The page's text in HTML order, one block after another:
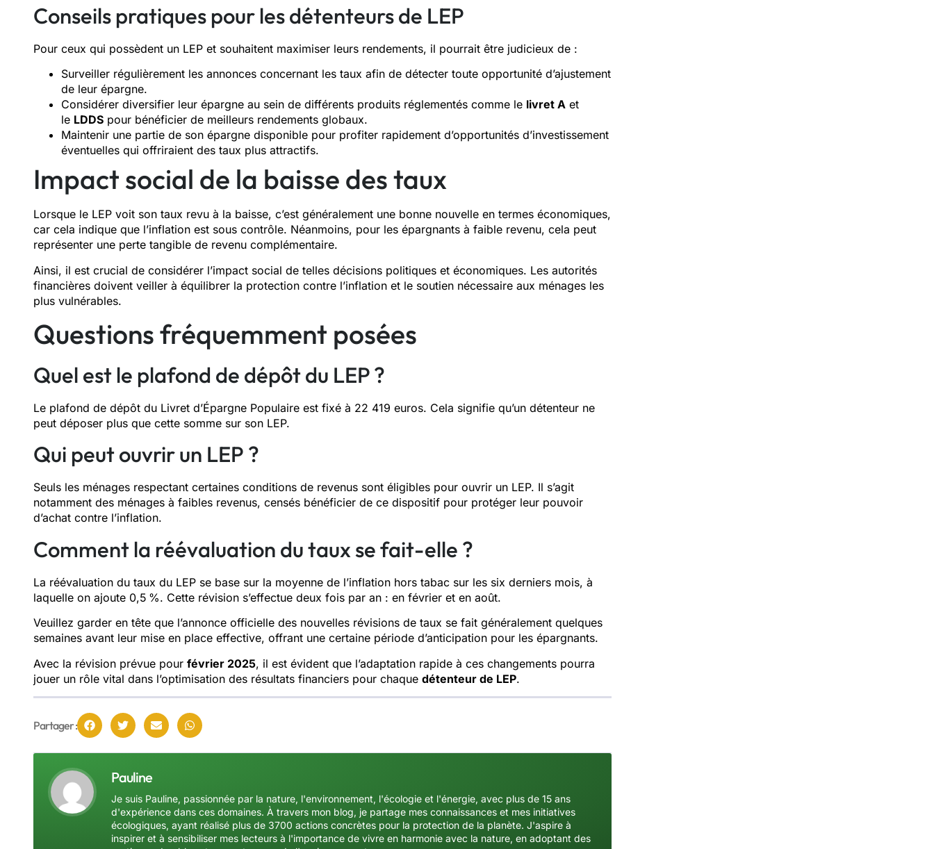
Conseils pratiques pour les détenteurs de LEP
Pour ceux qui possèdent un LEP et souhaitent maximiser leurs rendements, il pourrait être judicieux de :
Surveiller régulièrement les annonces concernant les taux afin de détecter toute opportunité d’ajustement
de leur épargne.
Considérer diversifier leur épargne au sein de différents produits réglementés comme le livret A et
le LDDS pour bénéficier de meilleurs rendements globaux.
Maintenir une partie de son épargne disponible pour profiter rapidement d’opportunités d’investissement
éventuelles qui offriraient des taux plus attractifs.
Impact social de la baisse des taux
Lorsque le LEP voit son taux revu à la baisse, c’est généralement une bonne nouvelle en termes économiques,
car cela indique que l’inflation est sous contrôle. Néanmoins, pour les épargnants à faible revenu, cela peut
représenter une perte tangible de revenu complémentaire.
Ainsi, il est crucial de considérer l’impact social de telles décisions politiques et économiques. Les autorités
financières doivent veiller à équilibrer la protection contre l’inflation et le soutien nécessaire aux ménages les
plus vulnérables.
Questions fréquemment posées
Quel est le plafond de dépôt du LEP ?
Le plafond de dépôt du Livret d’Épargne Populaire est fixé à 22 419 euros. Cela signifie qu’un détenteur ne
peut déposer plus que cette somme sur son LEP.
Qui peut ouvrir un LEP ?
Seuls les ménages respectant certaines conditions de revenus sont éligibles pour ouvrir un LEP. Il s’agit
notamment des ménages à faibles revenus, censés bénéficier de ce dispositif pour protéger leur pouvoir
d’achat contre l’inflation.
Comment la réévaluation du taux se fait-elle ?
La réévaluation du taux du LEP se base sur la moyenne de l’inflation hors tabac sur les six derniers mois, à
laquelle on ajoute 0,5 %. Cette révision s’effectue deux fois par an : en février et en août.
Veuillez garder en tête que l’annonce officielle des nouvelles révisions de taux se fait généralement quelques
semaines avant leur mise en place effective, offrant une certaine période d’anticipation pour les épargnants.
Avec la révision prévue pour février 2025, il est évident que l’adaptation rapide à ces changements pourra
jouer un rôle vital dans l’optimisation des résultats financiers pour chaque détenteur de LEP.
Partager :
Pauline
Je suis Pauline, passionnée par la nature, l'environnement, l'écologie et l'énergie, avec plus de 15 ans
d'expérience dans ces domaines. À travers mon blog, je partage mes connaissances et mes initiatives
écologiques, ayant réalisé plus de 3700 actions concrètes pour la protection de la planète. J'aspire à
inspirer et à sensibiliser mes lecteurs à l'importance de vivre en harmonie avec la nature, en adoptant des